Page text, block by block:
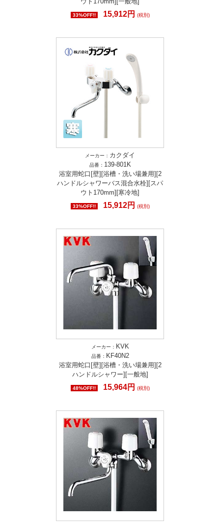
33%OFF!! 15,912円 (税別)
メーカー： カクダイ
品番： 139-801K
浴室用蛇口[壁][浴槽・洗い場兼用][2
ハンドルシャワーバス混合水栓][スパ
ウト170mm][寒冷地]
33%OFF!! 15,912円 (税別)
メーカー： KVK
品番： KF40N2
浴室用蛇口[壁][浴槽・洗い場兼用][2
ハンドルシャワー][一般地]
48%OFF!! 15,964円 (税別)